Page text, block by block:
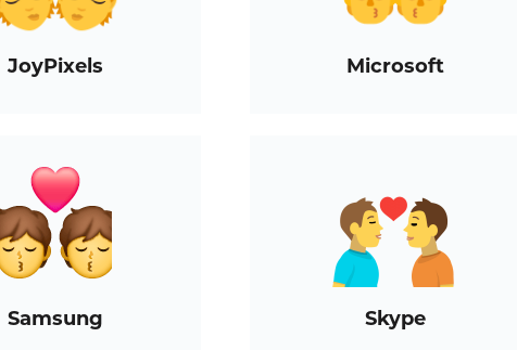
JoyPixels Microsoft
Samsung Skype